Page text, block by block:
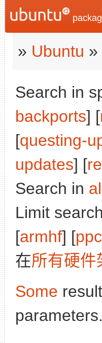
» Ubuntu »
Search in
backports] [
[questing-
updates] [
Search in
Limit
[armhf] [
在所有硬件
Some
parameters.